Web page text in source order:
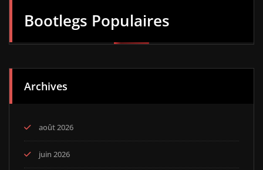
Bootlegs Populaires
Archives
août 2026
juin 2026